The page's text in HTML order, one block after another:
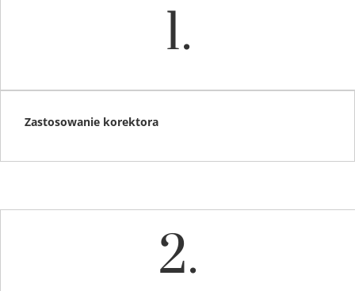
1.
Zastosowanie korektora
2.